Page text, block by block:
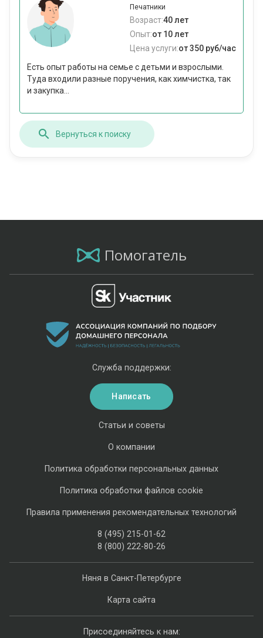
Печатники
Возраст:40 лет
Опыт:от 10 лет
Цена услуги:от 350 руб/час
Есть опыт работы на семье с детьми и взрослыми.
Туда входили разные поручения, как химчистка, так
и закупка...
Вернуться к поиску
Помогатель
Няня в Санкт-Петербурге
Карта сайта
Статьи и советы
О компании
Политика обработки персональных данных
Политика обработки файлов cookie
Правила применения рекомендательных технологий
8 (495) 215-01-62
8 (800) 222-80-26
Служба поддержки:
Написать
Присоединяйтесь к нам: